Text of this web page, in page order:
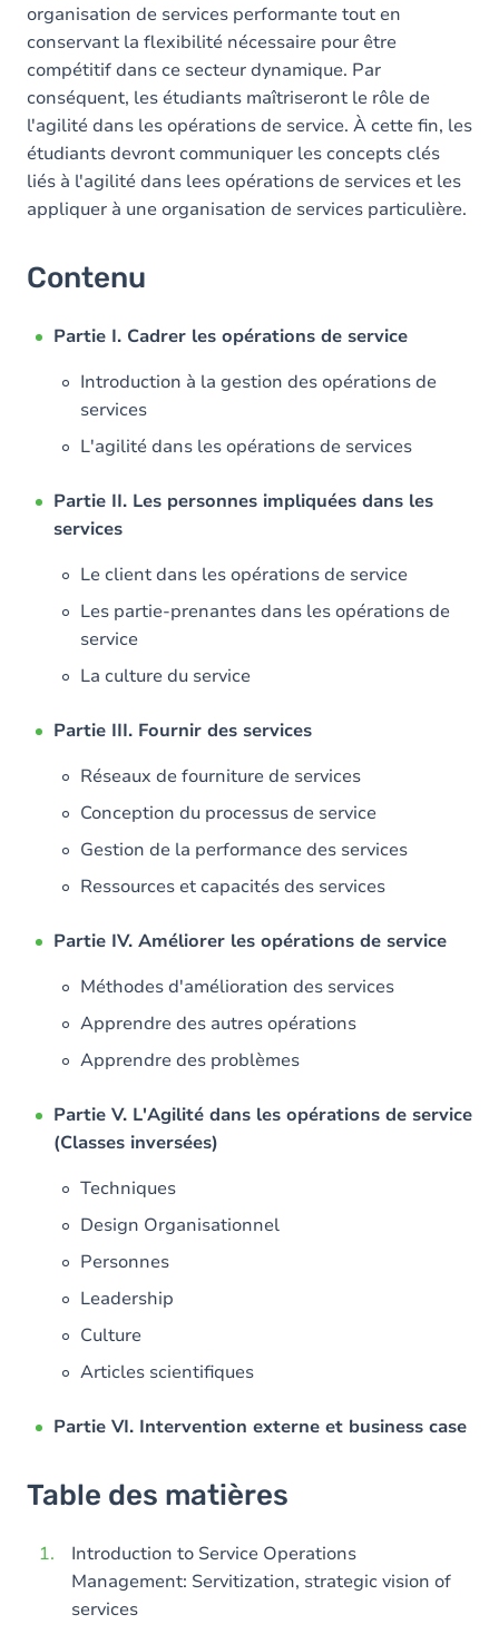
organisation de services performante tout en
conservant la flexibilité nécessaire pour être
compétitif dans ce secteur dynamique. Par
conséquent, les étudiants maîtriseront le rôle de
l'agilité dans les opérations de service. À cette fin, les
étudiants devront communiquer les concepts clés
liés à l'agilité dans lees opérations de services et les
appliquer à une organisation de services particulière.
Contenu
Partie I. Cadrer les opérations de service
Introduction à la gestion des opérations de
services
L'agilité dans les opérations de services
Partie II. Les personnes impliquées dans les
services
Le client dans les opérations de service
Les partie-prenantes dans les opérations de
service
La culture du service
Partie III. Fournir des services
Réseaux de fourniture de services
Conception du processus de service
Gestion de la performance des services
Ressources et capacités des services
Partie IV. Améliorer les opérations de service
Méthodes d'amélioration des services
Apprendre des autres opérations
Apprendre des problèmes
Partie V. L'Agilité dans les opérations de service
(Classes inversées)
Techniques
Design Organisationnel
Personnes
Leadership
Culture
Articles scientifiques
Partie VI. Intervention externe et business case
Table des matières
Introduction to Service Operations
Management: Servitization, strategic vision of
services